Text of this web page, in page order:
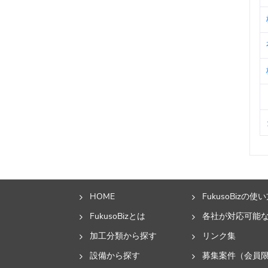
HOME
FukusoBizとは
加工分類から探す
設備から探す
FukusoBizの使
各社が対応可能
リンク集
募集案件（会員